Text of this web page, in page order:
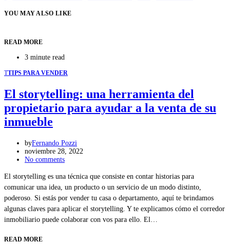
YOU MAY ALSO LIKE
READ MORE
3 minute read
TTIPS PARA VENDER
El storytelling: una herramienta del
propietario para ayudar a la venta de su
inmueble
byFernando Pozzi
noviembre 28, 2022
No comments
El storytelling es una técnica que consiste en contar historias para
comunicar una idea, un producto o un servicio de un modo distinto,
poderoso. Si estás por vender tu casa o departamento, aquí te brindamos
algunas claves para aplicar el storytelling. Y te explicamos cómo el corredor
inmobiliario puede colaborar con vos para ello. El…
READ MORE